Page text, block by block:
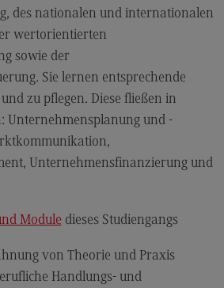
Administration
Administration
des nationalen und internationalen
wertorientierten
sowie der
Sie lernen entsprechende
zu pflegen. Diese fließen in
Unternehmensplanung und -
Unternehmensfinanzierung und
Module dieses Studiengangs
von Theorie und Praxis
Handlungs- und